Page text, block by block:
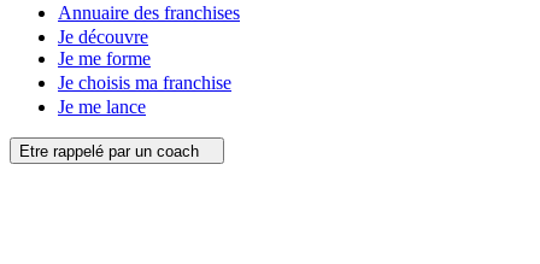
Annuaire des franchises
Je découvre
Je me forme
Je choisis ma franchise
Je me lance
Etre rappelé par un coach